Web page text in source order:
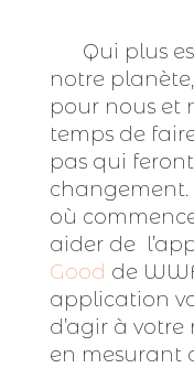
Qui plus
notre
pour nous et
temps de
pas qui
changement.
où
aider de
Good de
application
d’agir à
en mesurant